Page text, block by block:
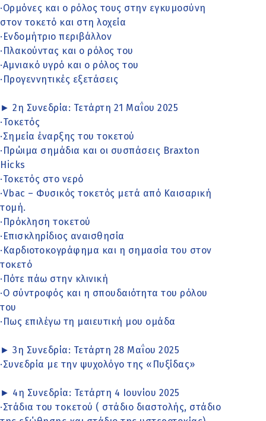
·Ορμόνες και ο ρόλος τους στην εγκυμοσύνη
στον τοκετό και στη λοχεία
·Ενδομήτριο περιβάλλον
·Πλακούντας και ο ρόλος του
·Αμνιακό υγρό και ο ρόλος του
·Προγεννητικές εξετάσεις
► 2η Συνεδρία: Τετάρτη 21 Μαΐου 2025
·Τοκετός
·Σημεία έναρξης του τοκετού
·Πρώιμα σημάδια και οι συσπάσεις Braxton
Hicks
·Τοκετός στο νερό
·Vbac – Φυσικός τοκετός μετά από Καισαρική
τομή.
·Πρόκληση τοκετού
·Επισκληρίδιος αναισθησία
·Καρδιοτοκογράφημα και η σημασία του στον
τοκετό
·Πότε πάω στην κλινική
·Ο σύντροφός και η σπουδαιότητα του ρόλου
του
·Πως επιλέγω τη μαιευτική μου ομάδα
► 3η Συνεδρία: Τετάρτη 28 Μαΐου 2025
·Συνεδρία με την ψυχολόγο της «Πυξίδας»
► 4η Συνεδρία: Τετάρτη 4 Ιουνίου 2025
·Στάδια του τοκετού ( στάδιο διαστολής, στάδιο